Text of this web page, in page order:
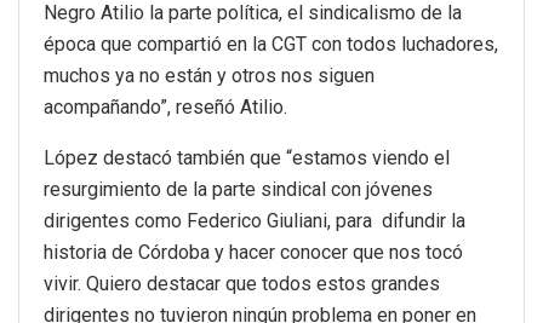
Negro Atilio la parte política, el sindicalismo de la
época que compartió en la CGT con todos luchadores,
muchos ya no están y otros nos siguen
acompañando”, reseñó Atilio.
López destacó también que “estamos viendo el
resurgimiento de la parte sindical con jóvenes
dirigentes como Federico Giuliani, para difundir la
historia de Córdoba y hacer conocer que nos tocó
vivir. Quiero destacar que todos estos grandes
dirigentes no tuvieron ningún problema en poner en